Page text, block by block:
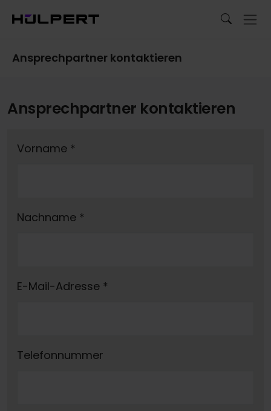
Ansprechpartner kontaktieren
Ansprechpartner kontaktieren
Vorname *
Nachname *
E-Mail-Adresse *
Telefonnummer